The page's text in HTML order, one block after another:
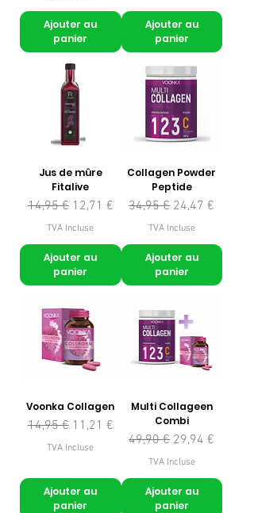
Ajouter au
panier
Ajouter au
panier
Jus de mûre
Fitalive
Prix original
14,95 € Prix promotionnel
12,71 €
TVA Incluse
Ajouter au
panier
Collagen Powder
Peptide
Prix original
34,95 € Prix
24,47 €
TVA Incluse
Ajouter au
panier
Voonka Collagen
Prix original
14,95 € Prix promotionnel
11,21 €
TVA Incluse
Ajouter au
panier
Multi Collageen
Combi
Prix original
49,90 € Prix
29,94 €
TVA Incluse
Ajouter au
panier